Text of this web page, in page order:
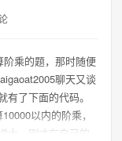
乘的题，那时随便
聊天又谈
了下面的代码。
以内的阶乘，
大。刚才在自己的